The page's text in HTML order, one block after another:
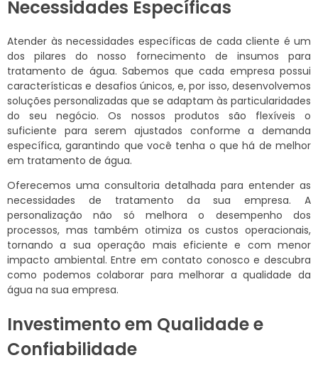
Necessidades Específicas
Atender às necessidades específicas de cada cliente é um
dos pilares do nosso fornecimento de insumos para
tratamento de água. Sabemos que cada empresa possui
características e desafios únicos, e, por isso, desenvolvemos
soluções personalizadas que se adaptam às particularidades
do seu negócio. Os nossos produtos são flexíveis o
suficiente para serem ajustados conforme a demanda
específica, garantindo que você tenha o que há de melhor
em tratamento de água.
Oferecemos uma consultoria detalhada para entender as
necessidades de tratamento da sua empresa. A
personalização não só melhora o desempenho dos
processos, mas também otimiza os custos operacionais,
tornando a sua operação mais eficiente e com menor
impacto ambiental. Entre em contato conosco e descubra
como podemos colaborar para melhorar a qualidade da
água na sua empresa.
Investimento em Qualidade e
Confiabilidade